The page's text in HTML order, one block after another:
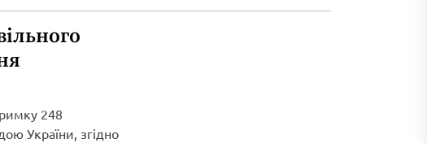
248
України, згідно